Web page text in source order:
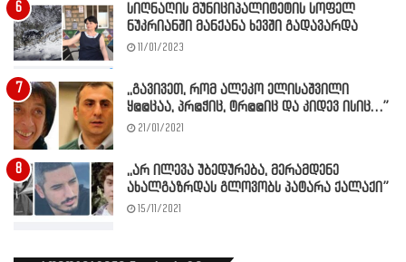
სიღნაღის მუნიციპალიტეტის სოფელ
ნუკრიანში მანქანა ხევში გადავარდა
11/01/2023
,,გავივეთ, რომ ალეკო ელისაშვილი
ყ@@ცაა, პრ@ჭიც, ტრ@@იც და კიდევ ისიც…”
21/01/2021
,,არ ილევა უბედურება, მერამდენე
ახალგაზრდას გლოვობს პატარა ქალაქი”
15/11/2021